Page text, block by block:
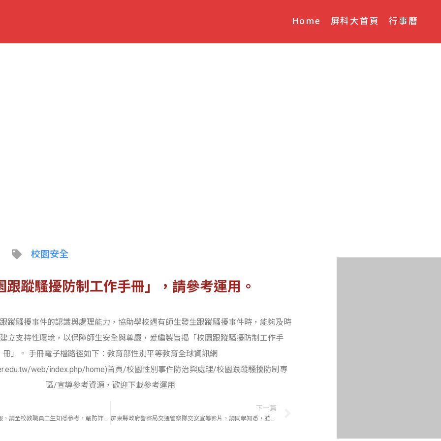
Home 屏科大首頁 行事曆
校園安全
跟蹤騷擾防制工作手冊」，請參考運用。
蹤騷擾事件的認識與處理能力，協助學校遇有師生發生跟蹤騷擾事件時，能夠及時
立支持性環境，以保障師生安全與尊嚴，爰編製旨揭「校園跟蹤騷擾防制工作手
冊」。 手冊電子檔路徑如下：教育部性別平等教育全球資訊網
web/index.php/home)首頁/校園性別事件防治與處理/校園跟蹤騷擾防制專
區/宣導參考資源，歡迎下載參考運用
下一篇